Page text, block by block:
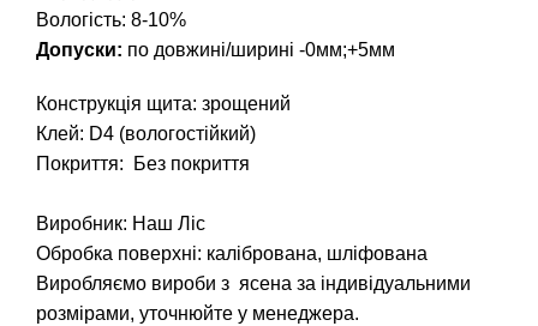
Вологість: 8-10%
Допуски: по довжині/ширині -0мм;+5мм
Конструкція щита: зрощений
Клей: D4 (вологостійкий)
Покриття: Без покриття
Виробник: Наш Ліс
Обробка поверхні: калібрована, шліфована
Виробляємо вироби з ясена за індивідуальними
розмірами, уточнюйте у менеджера.